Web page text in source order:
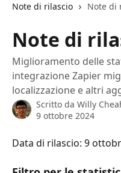
Note di rilascio
Note di
Note di
Miglioramento delle
integrazione Zapier
localizzazione e altri
Scritto da Willy
9 ottobre 2024
Data di rilascio: 9